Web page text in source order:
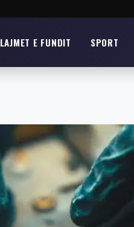
LAJMET E FUNDIT SPORT